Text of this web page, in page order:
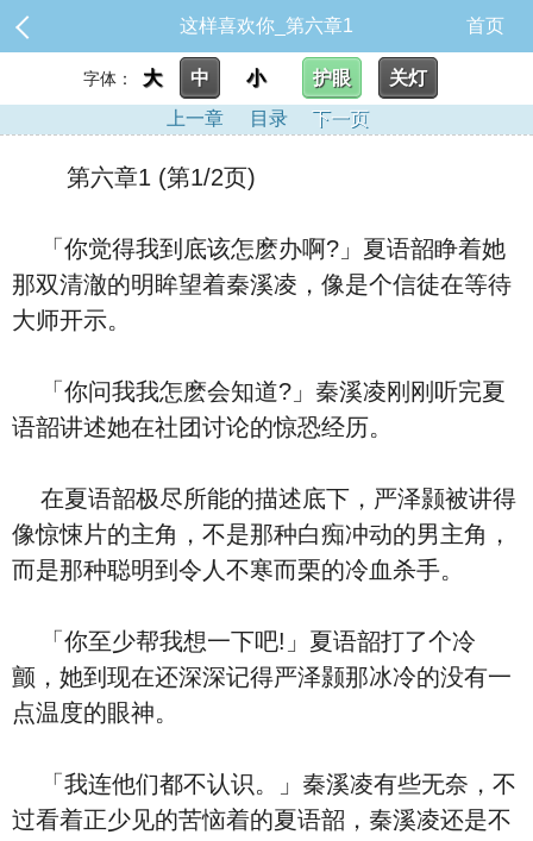
这样喜欢你_第六章1 首页
字体： 大 中 小 护眼
关灯
上一章
目录 下一页
第六章1 (第1/2页)
「你觉得我到底该怎麽办啊?」夏语韶睁着她
那双清澈的明眸望着秦溪凌，像是个信徒在等待
大师开示。
「你问我我怎麽会知道?」秦溪凌刚刚听完夏
语韶讲述她在社团讨论的惊恐经历。
在夏语韶极尽所能的描述底下，严泽颢被讲得
像惊悚片的主角，不是那种白痴冲动的男主角，
而是那种聪明到令人不寒而栗的冷血杀手。
「你至少帮我想一下吧!」夏语韶打了个冷
颤，她到现在还深深记得严泽颢那冰冷的没有一
点温度的眼神。
「我连他们都不认识。」秦溪凌有些无奈，不
过看着正少见的苦恼着的夏语韶，秦溪凌还是不